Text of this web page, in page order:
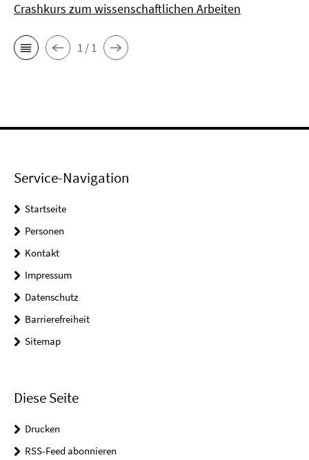
Crashkurs zum wissenschaftlichen Arbeiten
1 / 1
Service-Navigation
Startseite
Personen
Kontakt
Impressum
Datenschutz
Barrierefreiheit
Sitemap
Diese Seite
Drucken
RSS-Feed abonnieren